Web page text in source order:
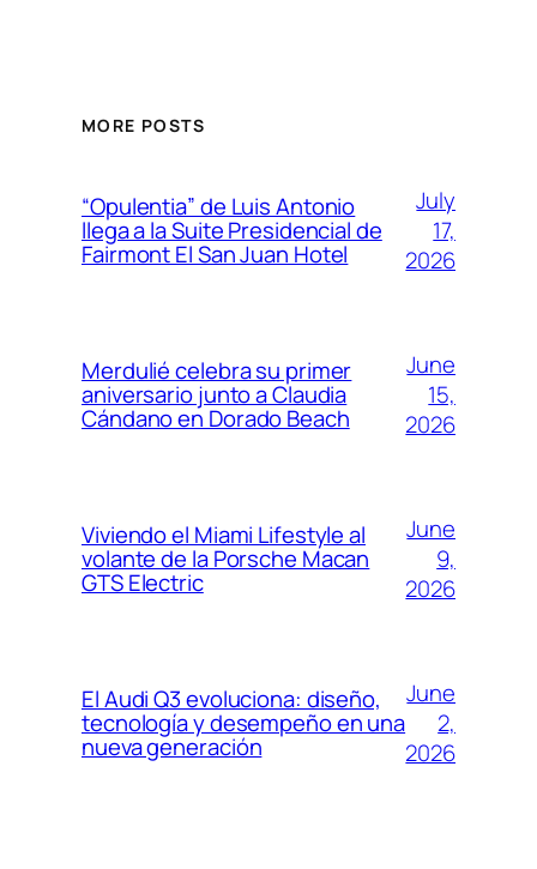
MORE POSTS
“Opulentia” de Luis Antonio
llega a la Suite Presidencial de
Fairmont El San Juan Hotel
July
17,
2026
Merdulié celebra su primer
aniversario junto a Claudia
Cándano en Dorado Beach
June
15,
2026
Viviendo el Miami Lifestyle al
volante de la Porsche Macan
GTS Electric
June
9,
2026
El Audi Q3 evoluciona: diseño,
tecnología y desempeño en una
nueva generación
June
2,
2026